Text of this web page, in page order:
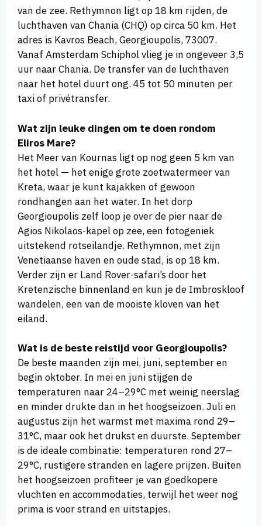
van de zee. Rethymnon ligt op 18 km rijden, de
luchthaven van Chania (CHQ) op circa 50 km. Het
adres is Kavros Beach, Georgioupolis, 73007.
Vanaf Amsterdam Schiphol vlieg je in ongeveer 3,5
uur naar Chania. De transfer van de luchthaven
naar het hotel duurt ong. 45 tot 50 minuten per
taxi of privétransfer.
Wat zijn leuke dingen om te doen rondom
Eliros Mare?
Het Meer van Kournas ligt op nog geen 5 km van
het hotel — het enige grote zoetwatermeer van
Kreta, waar je kunt kajakken of gewoon
rondhangen aan het water. In het dorp
Georgioupolis zelf loop je over de pier naar de
Agios Nikolaos-kapel op zee, een fotogeniek
uitstekend rotseilandje. Rethymnon, met zijn
Venetiaanse haven en oude stad, is op 18 km.
Verder zijn er Land Rover-safari’s door het
Kretenzische binnenland en kun je de Imbroskloof
wandelen, een van de mooiste kloven van het
eiland.
Wat is de beste reistijd voor Georgioupolis?
De beste maanden zijn mei, juni, september en
begin oktober. In mei en juni stijgen de
temperaturen naar 24–29°C met weinig neerslag
en minder drukte dan in het hoogseizoen. Juli en
augustus zijn het warmst met maxima rond 29–
31°C, maar ook het drukst en duurste. September
is de ideale combinatie: temperaturen rond 27–
29°C, rustigere stranden en lagere prijzen. Buiten
het hoogseizoen profiteer je van goedkopere
vluchten en accommodaties, terwijl het weer nog
prima is voor strand en uitstapjes.